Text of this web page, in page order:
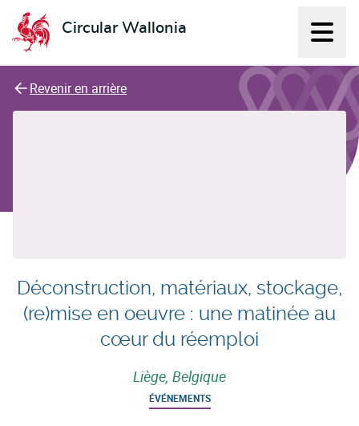
Circular Wallonia
L'économie circulaire
Revenir en arrière
Déconstruction, matériaux, stockage,
(re)mise en oeuvre : une matinée au
cœur du réemploi
Liège, Belgique
ÉVÉNEMENTS